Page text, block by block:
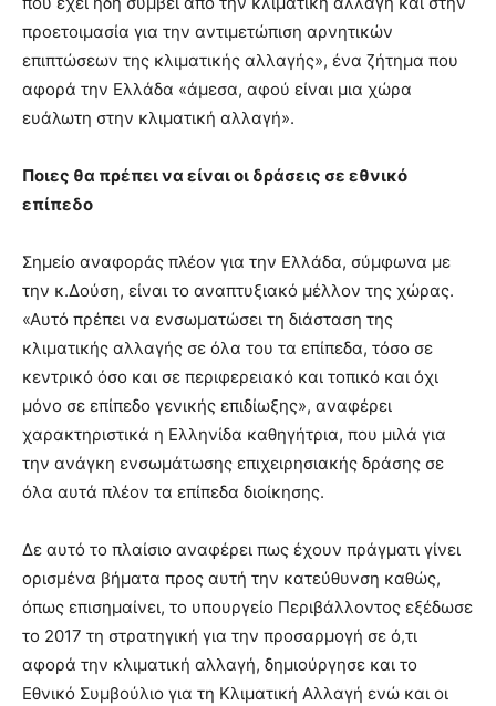
προετοιμασία για την αντιμετώπιση αρνητικών
επιπτώσεων της κλιματικής αλλαγής», ένα ζήτημα που
αφορά την Ελλάδα «άμεσα, αφού είναι μια χώρα
ευάλωτη στην κλιματική αλλαγή».
Ποιες θα πρέπει να είναι οι δράσεις σε εθνικό
επίπεδο
Σημείο αναφοράς πλέον για την Ελλάδα, σύμφωνα με
την κ.Δούση, είναι το αναπτυξιακό μέλλον της χώρας.
«Αυτό πρέπει να ενσωματώσει τη διάσταση της
κλιματικής αλλαγής σε όλα του τα επίπεδα, τόσο σε
κεντρικό όσο και σε περιφερειακό και τοπικό και όχι
μόνο σε επίπεδο γενικής επιδίωξης», αναφέρει
χαρακτηριστικά η Ελληνίδα καθηγήτρια, που μιλά για
την ανάγκη ενσωμάτωσης επιχειρησιακής δράσης σε
όλα αυτά πλέον τα επίπεδα διοίκησης.
Δε αυτό το πλαίσιο αναφέρει πως έχουν πράγματι γίνει
ορισμένα βήματα προς αυτή την κατεύθυνση καθώς,
όπως επισημαίνει, το υπουργείο Περιβάλλοντος εξέδωσε
το 2017 τη στρατηγική για την προσαρμογή σε ό,τι
αφορά την κλιματική αλλαγή, δημιούργησε και το
Εθνικό Συμβούλιο για τη Κλιματική Αλλαγή ενώ και οι